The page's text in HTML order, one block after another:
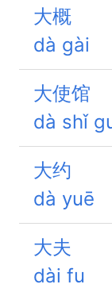
大概
dà gài
大使馆
dà shǐ
大约
dà yuē
大夫
dài fu